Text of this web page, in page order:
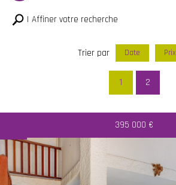
Affiner votre recherche
Trier par Date Prix
1 2
395 000 €